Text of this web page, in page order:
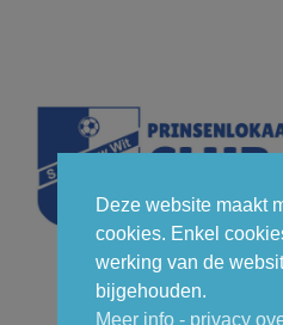
Deze website maakt
cookies. Enkel
werking van de
bijgehouden.
Meer info - privacy